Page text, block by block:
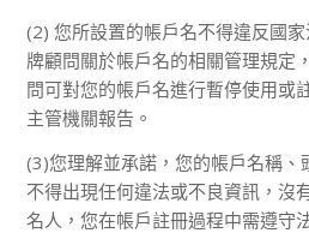
(2) 您所設置的帳戶名不得違反國
牌顧問關於帳戶名的相關管理規定
問可對您的帳戶名進行暫停使用或
主管機關報告。
(3)您理解並承諾，您的帳戶名稱、
不得出現任何違法或不良資訊，沒
名人，您在帳戶註冊過程中需遵守